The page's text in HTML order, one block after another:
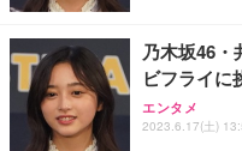
務用 おしゃ
ANDWINT オ
ッシュ 通気
ス圧無段階昇
【MiniLED/
HOOTER
グモニター
アイリスオ
ュラー 200枚
乃木坂46・
ビフライに
エンタメ
2023.6.17(土)